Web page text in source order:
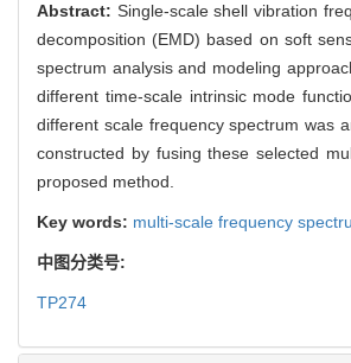
Abstract: Single-scale shell vibration
decomposition (EMD) based on soft
spectrum analysis and modeling
different time-scale intrinsic mode
different scale frequency spectrum was
constructed by fusing these selected
proposed method.
Key words: multi-scale frequency
中图分类号:
TP274